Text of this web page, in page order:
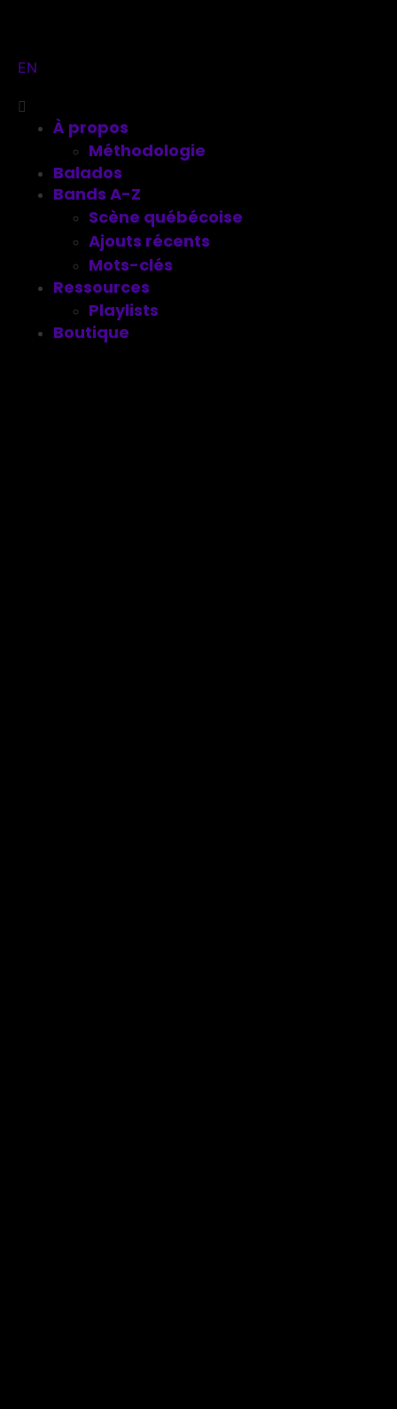
EN
À propos
Méthodologie
Balados
Bands A-Z
Scène québécoise
Ajouts récents
Mots-clés
Ressources
Playlists
Boutique